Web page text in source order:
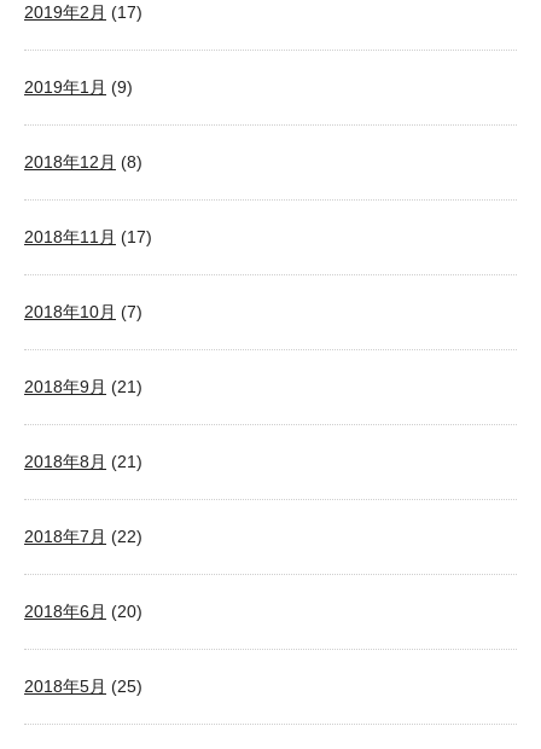
2019年2月 (17)
2019年1月 (9)
2018年12月 (8)
2018年11月 (17)
2018年10月 (7)
2018年9月 (21)
2018年8月 (21)
2018年7月 (22)
2018年6月 (20)
2018年5月 (25)